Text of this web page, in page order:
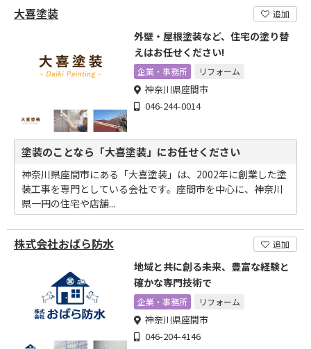
大喜塗装 追加
外壁・屋根塗装など、住宅の塗り替
えはお任せください!
企業・事務所 リフォーム
神奈川県座間市
046-244-0014
塗装のことなら「大喜塗装」にお任せください
神奈川県座間市にある「大喜塗装」は、2002年に創業した塗
装工事を専門としている会社です。座間市を中心に、神奈川
県一円の住宅や店舗...
株式会社おばら防水 追加
地域と共に創る未来、豊富な経験と
確かな専門技術で
企業・事務所 リフォーム
神奈川県座間市
046-204-4146